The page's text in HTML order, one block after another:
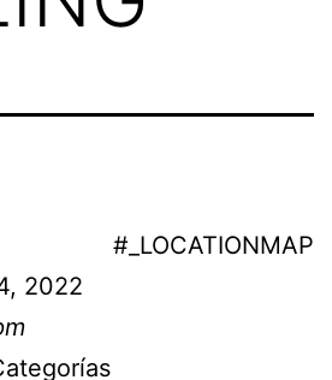
#_LOCATIONMAP
2022